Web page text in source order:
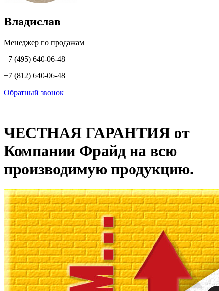
Владислав
Менеджер по продажам
+7 (495) 640-06-48
+7 (812) 640-06-48
Обратный звонок
ЧЕСТНАЯ ГАРАНТИЯ от
Компании Фрайд на всю
производимую продукцию.